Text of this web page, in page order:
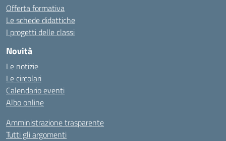
Offerta formativa
Le schede didattiche
I progetti delle classi
Novità
Le notizie
Le circolari
Calendario eventi
Albo online
Amministrazione trasparente
Tutti gli argomenti